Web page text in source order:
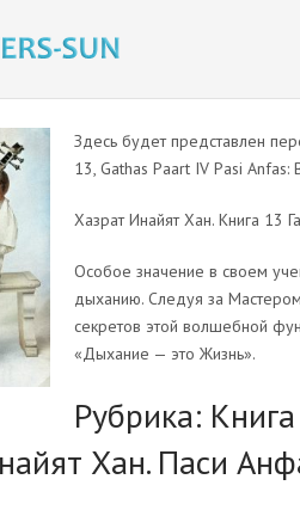
Здесь будет представлен
13, Gathas Paart IV Pasi Anfas:
Хазрат Инайят Хан. Книга 13
Особое значение в своем
дыханию. Следуя за
секретов этой волшебной
«Дыхание — это Жизнь».
Рубрика:
Хан. Паси